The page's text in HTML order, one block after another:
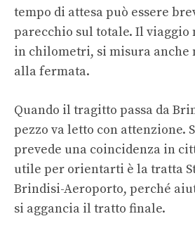
tempo di attesa può essere
parecchio sul totale. Il viaggio
in chilometri, si misura
alla fermata.
Quando il tragitto passa da
pezzo va letto con attenzione.
prevede una coincidenza in
utile per orientarti è la tratta
Brindisi-Aeroporto, perché
si aggancia il tratto finale.